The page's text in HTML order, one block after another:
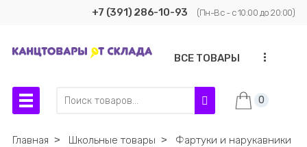
+7 (391) 286-10-93 (Пн-Вс - с 10:00 до 20:00)
ВСЕ ТОВАРЫ ...
0
Главная ˃ Школьные товары ˃
Фартуки и нарукавники